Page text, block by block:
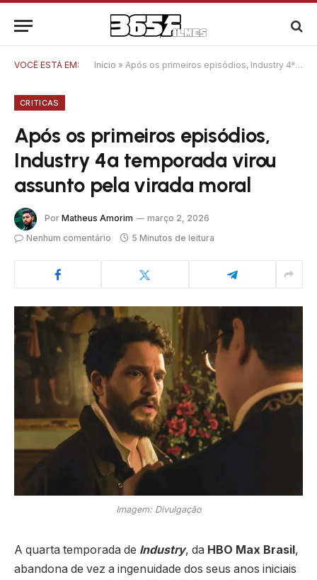
VOCÊ ESTÁ EM: Início » Após os primeiros episódios, Industry 4ª temporada virou assunto pela virada moral
CRITICAS
Após os primeiros episódios,
Industry 4ª temporada virou
assunto pela virada moral
Por Matheus Amorim
março 2, 2026
Nenhum comentário
5 Minutos de leitura
Imagem: Divulgação
A quarta temporada de Industry, da HBO Max Brasil,
abandona de vez a ingenuidade dos seus anos iniciais